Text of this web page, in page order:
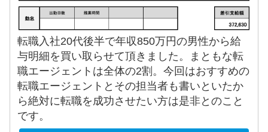
転職入社20代後半で年収850万円の男性から給
与明細を買い取らせて頂きました。まともな転
職エージェントは全体の2割。今回はおすすめの
転職エージェントとその担当者も書いといたか
ら絶対に転職を成功させたい方は是非とのこと
です。